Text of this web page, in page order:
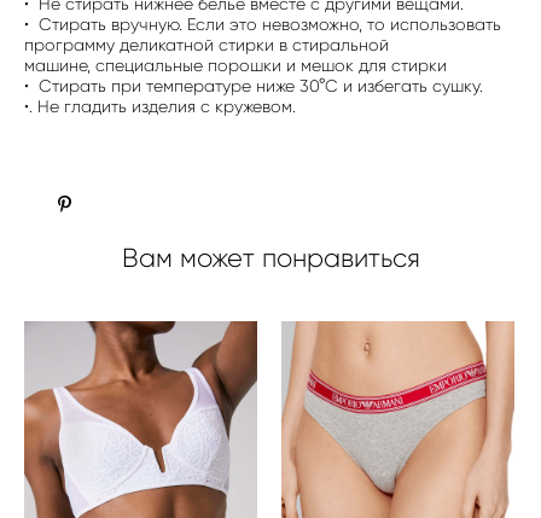
• Не стирать нижнее белье вместе с другими вещами.
• Стирать вручную. Если это невозможно, то использовать
программу деликатной стирки в стиральной
машине, специальные порошки и мешок для стирки
• Стирать при температуре ниже 30°C и избегать сушку.
•. Не гладить изделия с кружевом.
Вам может понравиться